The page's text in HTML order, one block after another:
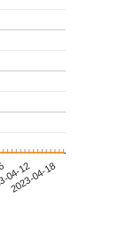
04-12
2023-04-18